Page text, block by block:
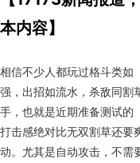
本内容】
相信不少人都玩过格斗类如
强，出招如流水，杀敌同割
手，也就是近期准备测试的
打击感绝对比无双割草还要
动。尤其是自动攻击，不需